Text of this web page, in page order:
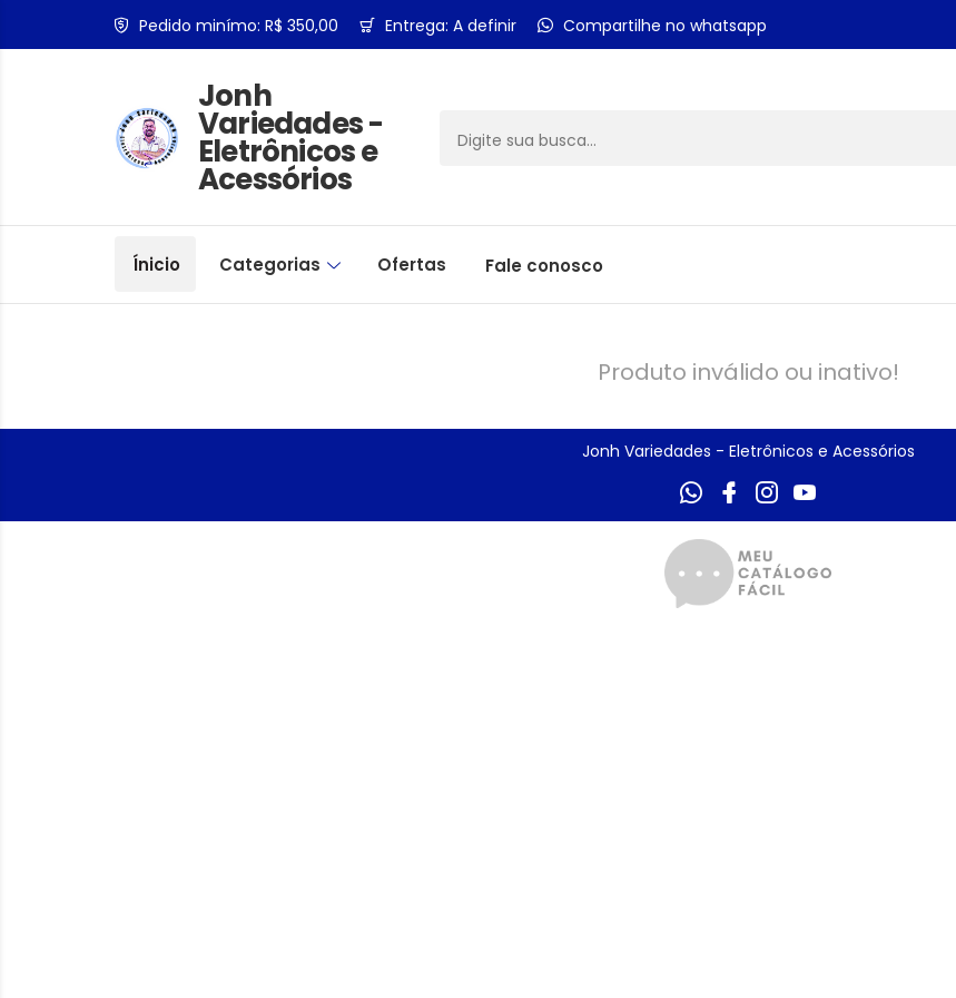
Pedido minímo: R$ 350,00 Entrega: A definir Compartilhe no whatsapp
Jonh
Variedades -
Eletrônicos e
Acessórios
Ínicio Categorias Ofertas Fale conosco
Produto inválido ou inativo!
Jonh Variedades - Eletrônicos e Acessórios